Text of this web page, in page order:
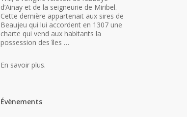
d’Ainay et de la seigneurie de Miribel.
Cette dernière appartenait aux sires de
Beaujeu qui lui accordent en 1307 une
charte qui vend aux habitants la
possession des îles …
En savoir plus.
Évènements